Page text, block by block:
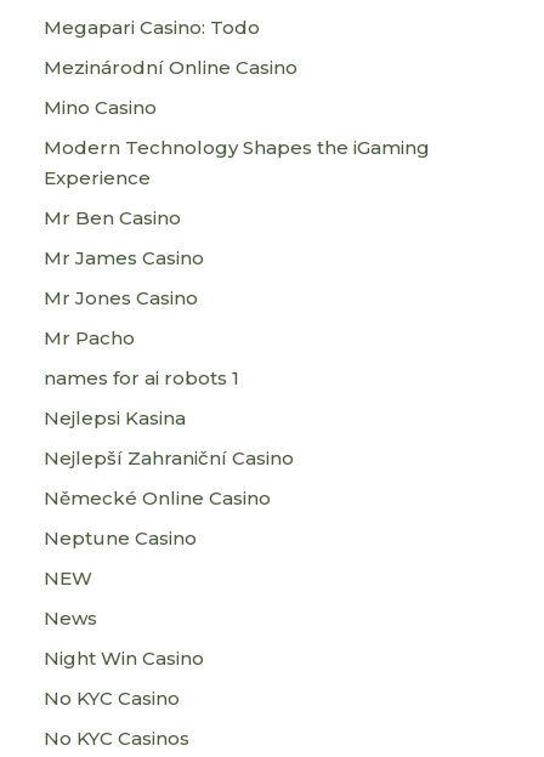
Megapari Casino: Todo
Mezinárodní Online Casino
Mino Casino
Modern Technology Shapes the iGaming
Experience
Mr Ben Casino
Mr James Casino
Mr Jones Casino
Mr Pacho
names for ai robots 1
Nejlepsi Kasina
Nejlepší Zahraniční Casino
Německé Online Casino
Neptune Casino
NEW
News
Night Win Casino
No KYC Casino
No KYC Casinos